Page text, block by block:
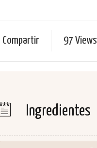
Compartir 97 Views
Ingredientes